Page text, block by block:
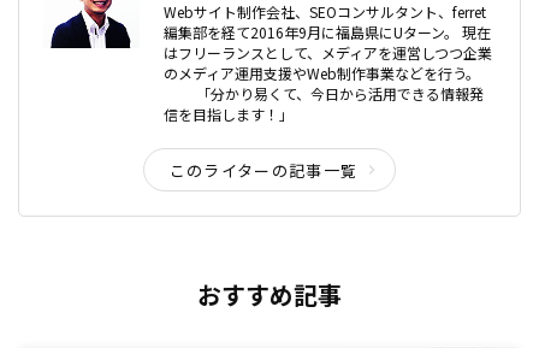
Webサイト制作会社、SEOコンサルタント、ferret
編集部を経て2016年9月に福島県にUターン。 現在
はフリーランスとして、メディアを運営しつつ企業
のメディア運用支援やWeb制作事業などを行う。
「分かり易くて、今日から活用できる情報発
信を目指します！」
このライターの記事一覧
おすすめ記事